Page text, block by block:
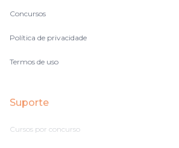
Concursos
Política de privacidade
Termos de uso
Suporte
Cursos por concurso